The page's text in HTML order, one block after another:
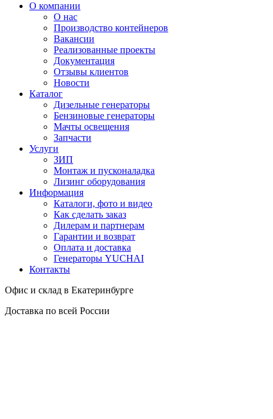
О компании
О нас
Производство контейнеров
Вакансии
Реализованные проекты
Документация
Отзывы клиентов
Новости
Каталог
Дизельные генераторы
Бензиновые генераторы
Мачты освещения
Запчасти
Услуги
ЗИП
Монтаж и пусконаладка
Лизинг оборудования
Информация
Каталоги, фото и видео
Как сделать заказ
Дилерам и партнерам
Гарантии и возврат
Оплата и доставка
Генераторы YUCHAI
Контакты
Офис и склад в Екатеринбурге
Доставка по всей России